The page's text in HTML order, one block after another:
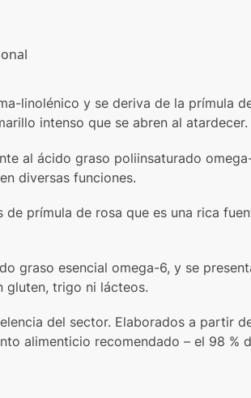
linolénico y se deriva de la prímula
intenso que se abren al atardecer.
al ácido graso poliinsaturado
diversas funciones.
prímula de rosa que es una rica
graso esencial omega-6, y se
gluten, trigo ni lácteos.
del sector. Elaborados a partir
alimenticio recomendado – el 98 %